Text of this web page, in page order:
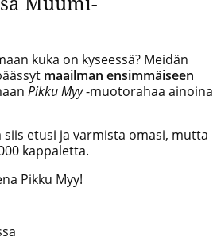
kuka on kyseessä? Meidän
maailman ensimmäiseen
Pikku Myy-muotorahaa ainoina
etusi ja varmista omasi, mutta
kappaletta.
Pikku Myy!